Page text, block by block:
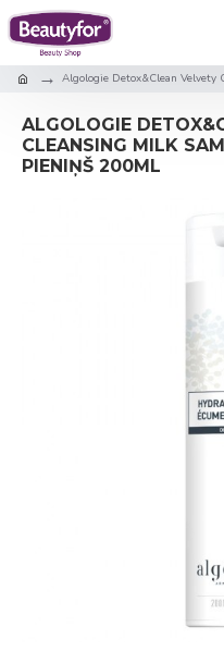
Algologie Detox&Clean
ALGOLOGIE
CLEANSING MILK
PIENIŅŠ 200ML